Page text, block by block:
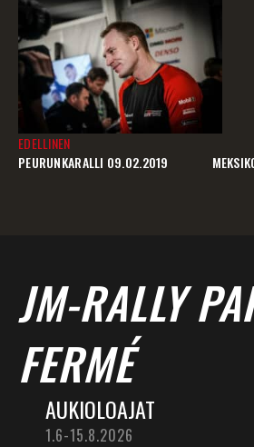
EDELLINEN
PEURUNKARALLI 09.02.2019
JM-RALLY
FERMÉ
AUKIOLOAJAT
1.6-15.8.2026